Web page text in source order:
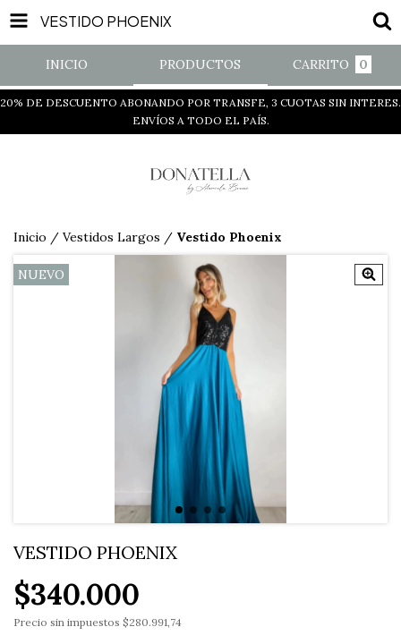
VESTIDO PHOENIX
INICIO PRODUCTOS CARRITO 0
20% DE DESCUENTO ABONANDO POR TRANSFE, 3 CUOTAS SIN INTERES.
ENVÍOS A TODO EL PAÍS.
Inicio / Vestidos Largos / Vestido Phoenix
NUEVO
VESTIDO PHOENIX
$340.000
Precio sin impuestos $280.991,74